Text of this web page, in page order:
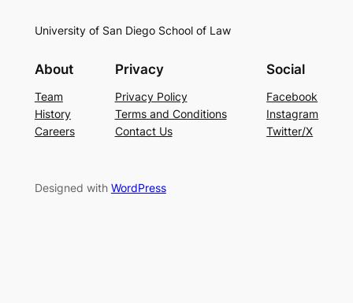
University of San Diego School of Law
About
Team
History
Careers
Privacy
Privacy Policy
Terms and Conditions
Contact Us
Social
Facebook
Instagram
Twitter/X
Designed with WordPress